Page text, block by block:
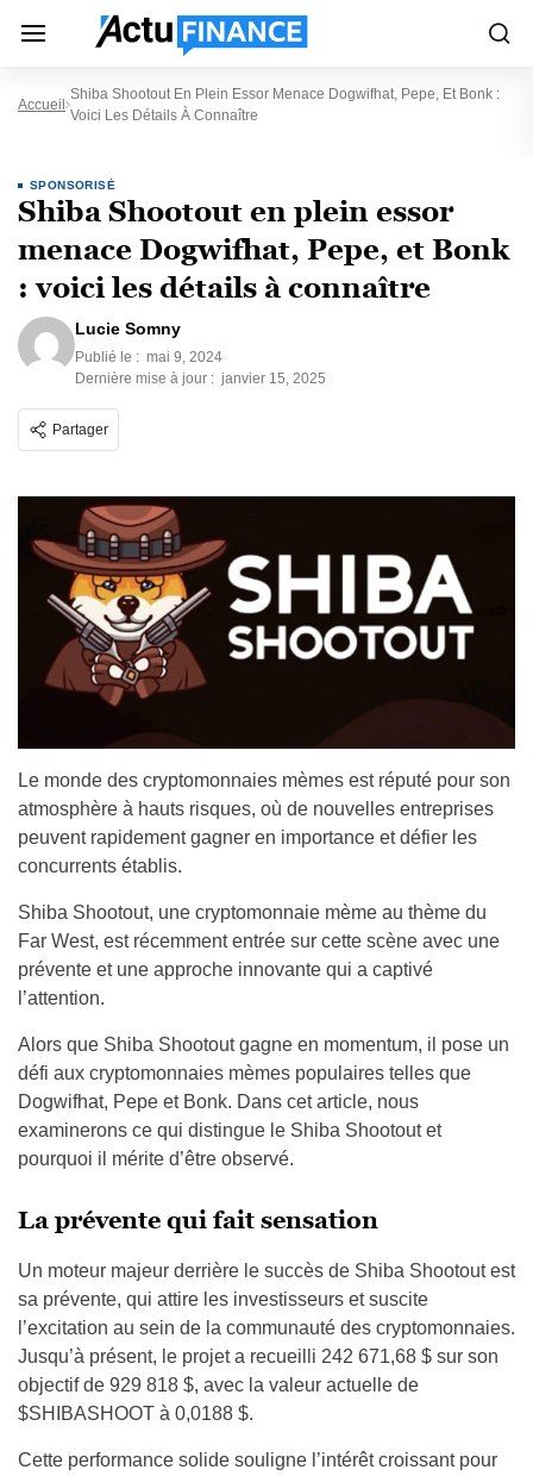
Accueil
Shiba Shootout En Plein Essor Menace Dogwifhat, Pepe, Et Bonk :
Voici Les Détails À Connaître
SPONSORISÉ
Shiba Shootout en plein essor
menace Dogwifhat, Pepe, et Bonk
: voici les détails à connaître
Lucie Somny
Publié le : mai 9, 2024
Dernière mise à jour : janvier 15, 2025
Partager
Le monde des cryptomonnaies mèmes est réputé pour son
atmosphère à hauts risques, où de nouvelles entreprises
peuvent rapidement gagner en importance et défier les
concurrents établis.
Shiba Shootout, une cryptomonnaie mème au thème du
Far West, est récemment entrée sur cette scène avec une
prévente et une approche innovante qui a captivé
l’attention.
Alors que Shiba Shootout gagne en momentum, il pose un
défi aux cryptomonnaies mèmes populaires telles que
Dogwifhat, Pepe et Bonk. Dans cet article, nous
examinerons ce qui distingue le Shiba Shootout et
pourquoi il mérite d’être observé.
La prévente qui fait sensation
Un moteur majeur derrière le succès de Shiba Shootout est
sa prévente, qui attire les investisseurs et suscite
l’excitation au sein de la communauté des cryptomonnaies.
Jusqu’à présent, le projet a recueilli 242 671,68 $ sur son
objectif de 929 818 $, avec la valeur actuelle de
$SHIBASHOOT à 0,0188 $.
Cette performance solide souligne l’intérêt croissant pour